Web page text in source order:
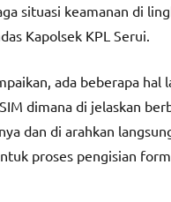
situasi keamanan di
Kapolsek KPL Serui.
ada beberapa hal
dimana di jelaskan
dan di arahkan
proses pengisian